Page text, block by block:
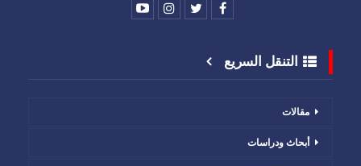
التنقل السريع
مقالات
أبحاث ودراسات